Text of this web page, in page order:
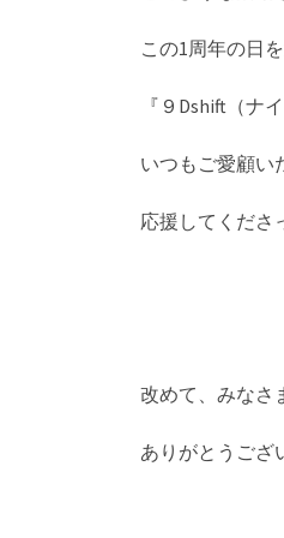
この1周年の日
『９Dshift（ナ
いつもご愛顧い
応援してくださ
改めて、みなさ
ありがとうござ